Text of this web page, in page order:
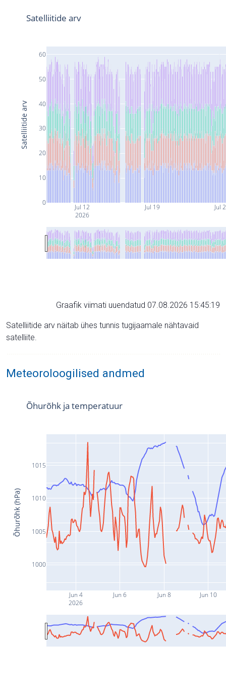
Jul 12
2026
Jul 19 Jul
0
10
20
30
40
50
60
Satelliitide arv
Satelliitide arv
Graafik viimati uuendatud 07.08.2026 15:45:19
Satelliitide arv näitab ühes tunnis tugijaamale nähtavaid
satelliite.
Meteoroloogilised andmed
Jun 4
2026
Jun 6 Jun 8 Jun 10
1000
1005
1010
1015
Õhurõhk ja temperatuur
Õhurõhk (hPa)